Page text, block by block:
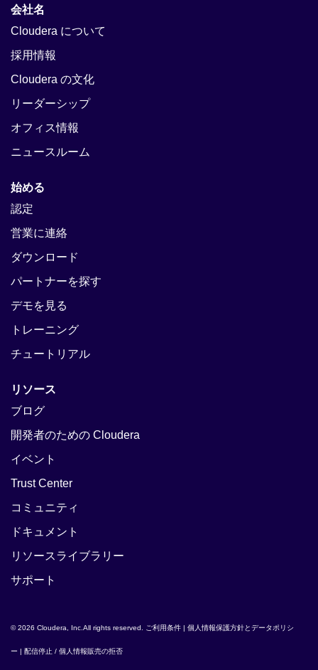
会社名
Cloudera について
採用情報
Cloudera の文化
リーダーシップ
オフィス情報
ニュースルーム
始める
認定
営業に連絡
ダウンロード
パートナーを探す
デモを見る
トレーニング
チュートリアル
リソース
ブログ
開発者のための Cloudera
イベント
Trust Center
コミュニティ
ドキュメント
リソースライブラリー
サポート
© 2026 Cloudera, Inc.All rights reserved. ご利用条件 | 個人情報保護方針とデータポリシ
ー | 配信停止 / 個人情報販売の拒否